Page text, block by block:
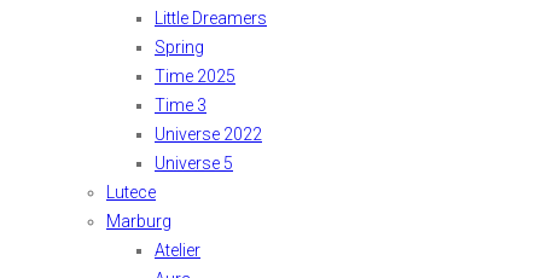
Little Dreamers
Spring
Time 2025
Time 3
Universe 2022
Universe 5
Lutece
Marburg
Atelier